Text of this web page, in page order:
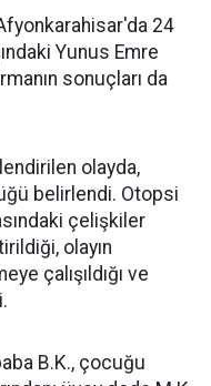
24
Yunus Emre
sonuçları da
olayda,
belirlendi. Otopsi
çelişkiler
olayın
çalışıldığı ve
B.K., çocuğu